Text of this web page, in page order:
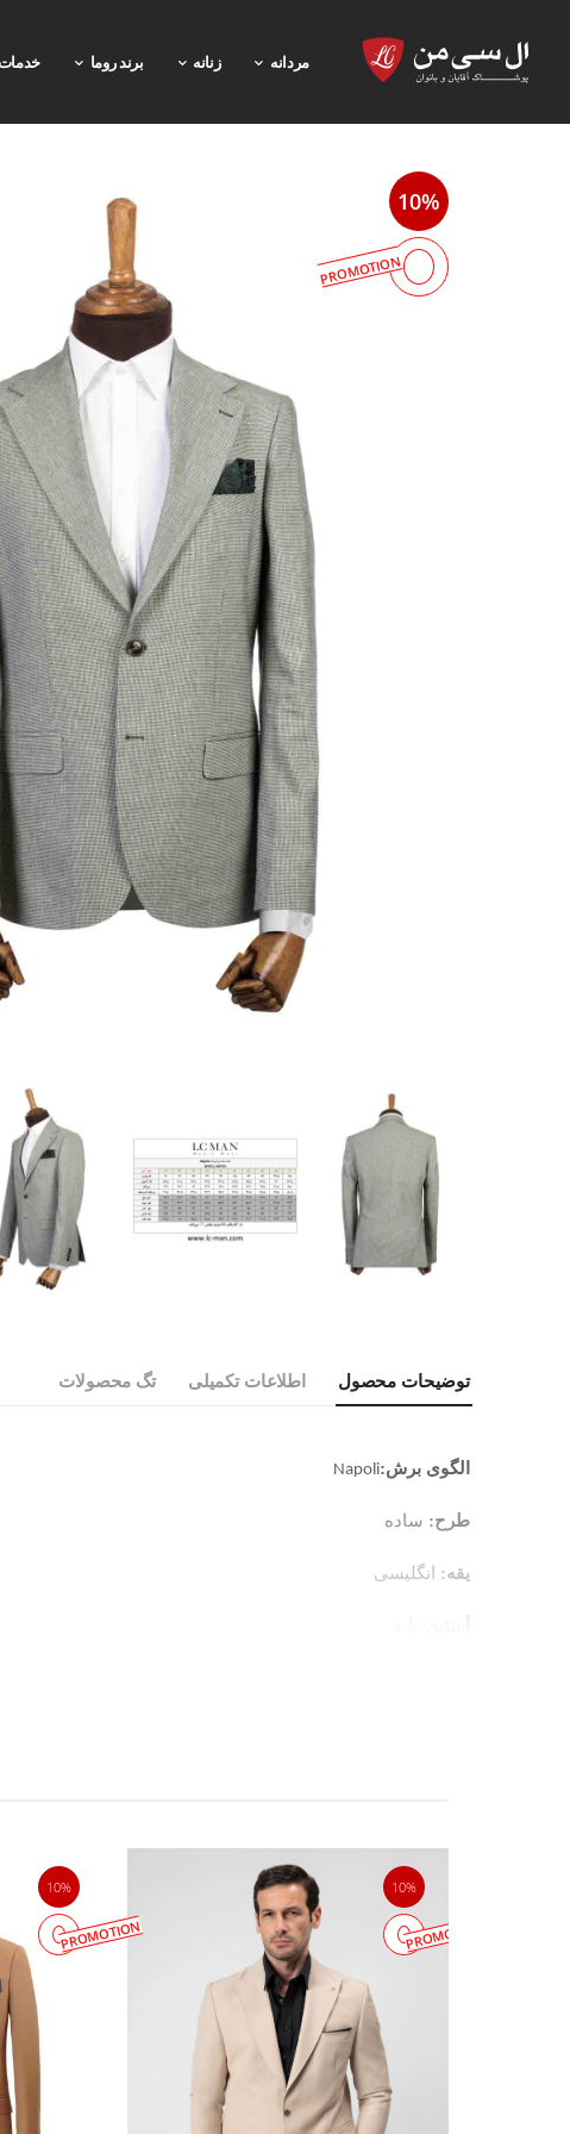
مردانه زنانه برند روما
10%
PROMOTION
توضیحات محصول اطلاعات تکمیلی تگ محصولات
الگوی برش:Napoli
طرح: ساده
یقه: انگلیسی
کت تک مردانهبا کد:88447
کت‌های تک، فاکتورهای مهمی در استایل
می‌توانید تصمیم بگیرید، کت تک یقه بلیزر
ست کنید و تیپی اسپرت‌تر بسازید.
رنگ‌ها و
داشته باشید .
شما با خرید یک کت تک مناسب و سایز،
10%
PROMOTION
10%
PROMOTION